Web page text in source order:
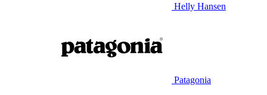
Helly Hansen
Patagonia